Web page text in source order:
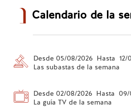
Calendario de la
Desde 05/08/2026 Hasta 12/
Las subastas de la semana
Desde 02/08/2026 Hasta 09/
La guía TV de la semana